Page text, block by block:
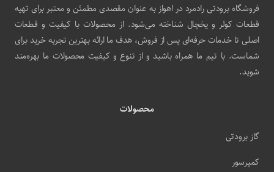
فروشگاه برودتی رادمرد در اهواز به عنوان مقصدی مطمئن و معتبر برای تهیه
قطعات کولر و یخچال شناخته می‌شود. از محصولات با کیفیت و قطعات
اصلی تا خدمات حرفه‌ای پس از فروش، هدف ما ارائه بهترین تجربه خرید برای
شماست. با تیم ما همراه باشید و از تنوع و کیفیت محصولات ما بهره‌مند
شوید.
محصولات
گاز برودتی
کمپرسور